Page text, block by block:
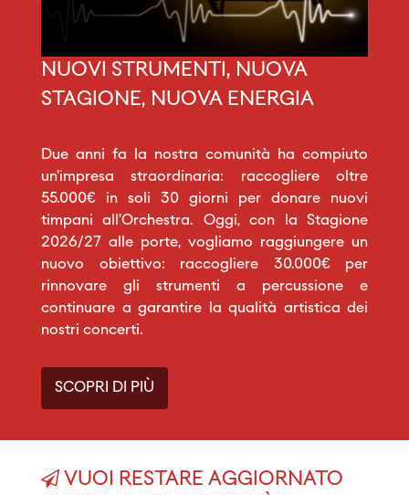
NUOVI STRUMENTI, NUOVA
STAGIONE, NUOVA ENERGIA
Due anni fa la nostra comunità ha compiuto
un’impresa straordinaria: raccogliere oltre
55.000€ in soli 30 giorni per donare nuovi
timpani all’Orchestra. Oggi, con la Stagione
2026/27 alle porte, vogliamo raggiungere un
nuovo obiettivo: raccogliere 30.000€ per
rinnovare gli strumenti a percussione e
continuare a garantire la qualità artistica dei
nostri concerti.
SCOPRI DI PIÙ
VUOI RESTARE AGGIORNATO